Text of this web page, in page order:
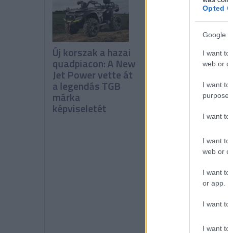
Opted
Google
I want
web or
I want
I want
I want
web or
I want
or app.
I want
I want
Új korszak a hazai
quadpiacon: A New
Jet Power vette át
a legendás TGB
márka
képviseletét
támogatással
Macskaárvaház
Peugeot robogók